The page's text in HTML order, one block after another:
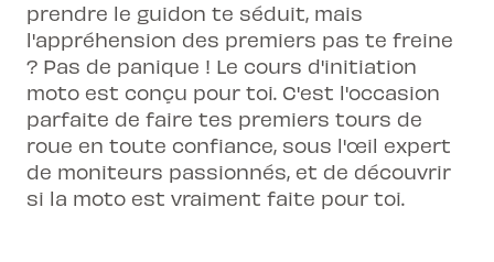
prendre le guidon te séduit, mais
l'appréhension des premiers pas te freine
? Pas de panique ! Le cours d'initiation
moto est conçu pour toi. C'est l'occasion
parfaite de faire tes premiers tours de
roue en toute confiance, sous l'œil expert
de moniteurs passionnés, et de découvrir
si la moto est vraiment faite pour toi.